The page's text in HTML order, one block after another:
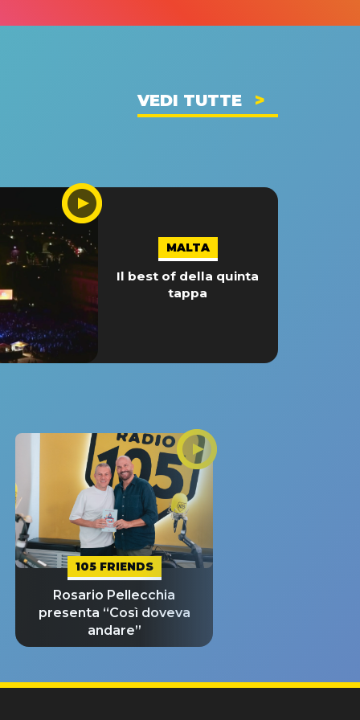
VEDI TUTTE
MALTA
Il best of della quinta
tappa
105 FRIENDS
Rosario Pellecchia
presenta “Così doveva
andare”